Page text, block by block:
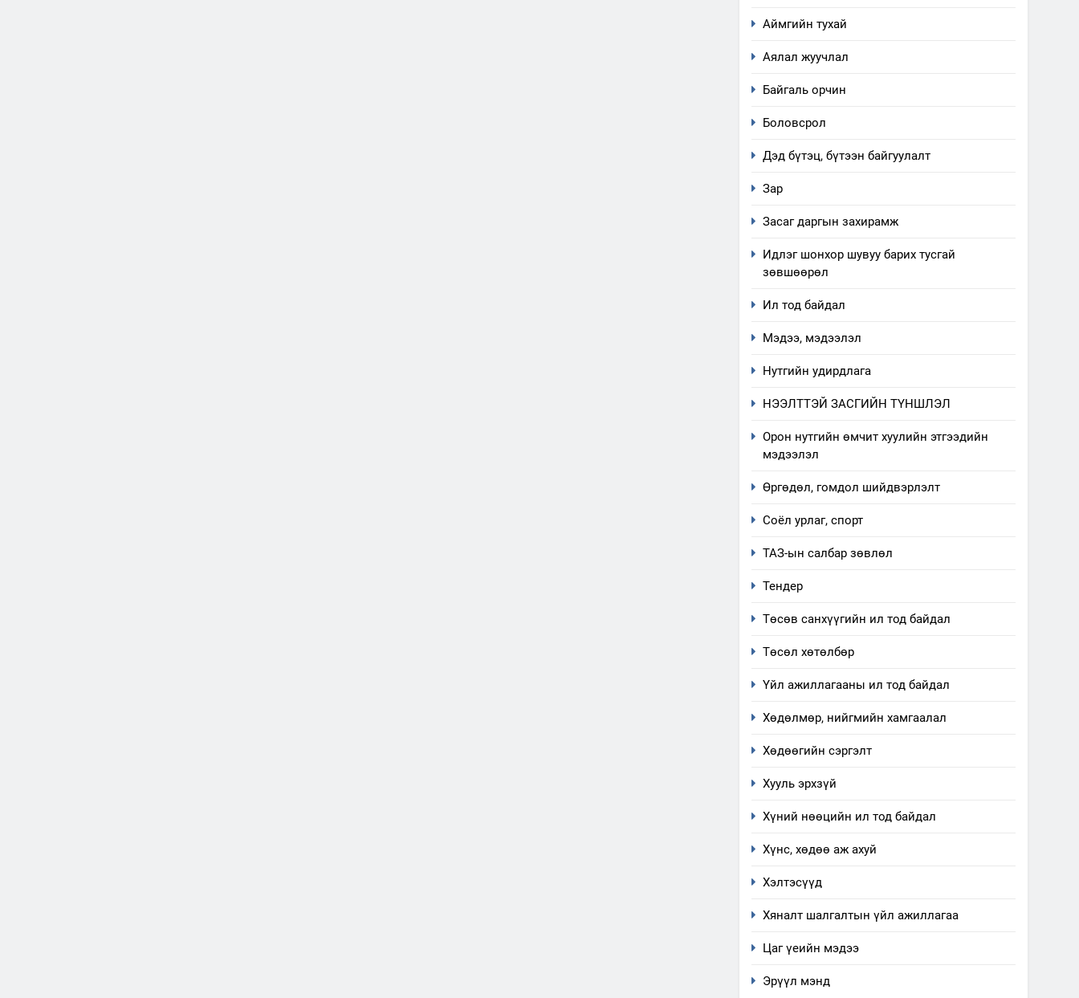
Аймгийн тухай
Аялал жуучлал
Байгаль орчин
Боловсрол
Дэд бүтэц, бүтээн байгуулалт
Зар
Засаг даргын захирамж
Идлэг шонхор шувуу барих тусгай
зөвшөөрөл
Ил тод байдал
Мэдээ, мэдээлэл
Нутгийн удирдлага
НЭЭЛТТЭЙ ЗАСГИЙН ТҮНШЛЭЛ
Орон нутгийн өмчит хуулийн этгээдийн
мэдээлэл
Өргөдөл, гомдол шийдвэрлэлт
Соёл урлаг, спорт
ТАЗ-ын салбар зөвлөл
Тендер
Төсөв санхүүгийн ил тод байдал
Төсөл хөтөлбөр
Үйл ажиллагааны ил тод байдал
Хөдөлмөр, нийгмийн хамгаалал
Хөдөөгийн сэргэлт
Хууль эрхзүй
Хүний нөөцийн ил тод байдал
Хүнс, хөдөө аж ахуй
Хэлтэсүүд
Хяналт шалгалтын үйл ажиллагаа
Цаг үеийн мэдээ
Эрүүл мэнд
“Шинэтгэлээр түүчээлсэн
хүрээнд зохион байгуулах
арга хэмжээний төлөвлөгөө
Санхүүгийн тайланд хийсэн
Үйл ажиллагаандаа мөрдөж
байгаа хууль тогтоомж
Мэдээлэл хариуцагчийн
ажиллагаа, үйлдвэрлэл,
техник, технологийн хүн,
мал, амьтны эрүүл мэнд,
буюу үзүүлж байгаа
мэдээлэл
ИЛ ТОД БАЙДАЛ
НЭЭЛТТЭЙ ЗАСГИЙН ТҮНШЛЭЛ
ШИЙДНЭ” ӨДРИЙГ ЗОХИОН
ТАЗ-ЫН САЛБАР ЗӨВЛӨЛ
ТАЗ-ЫН САЛБАР ЗӨВЛӨЛ
Төрийн албаны зөвлөлийн